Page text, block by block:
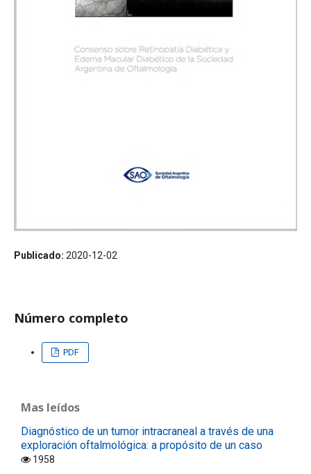
Publicado: 2020-12-02
Número completo
PDF
Mas leídos
Diagnóstico de un tumor intracraneal a través de una
exploración oftalmológica: a propósito de un caso
1958